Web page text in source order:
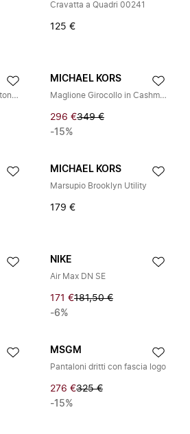
Cravatta a Quadri 00241
125 €
Felpa con zip in misto cotone con nastro logato
MICHAEL KORS
Maglione Girocollo in Cashmere
296 €349 €
-15%
MICHAEL KORS
Marsupio Brooklyn Utility
179 €
NIKE
Air Max DN SE
171 €181,50 €
-6%
MSGM
Pantaloni dritti con fascia logo
276 €325 €
-15%